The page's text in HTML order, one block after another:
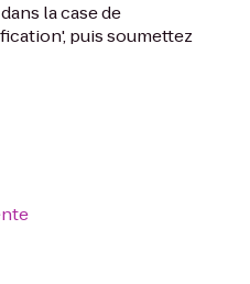
la case de
puis soumettez